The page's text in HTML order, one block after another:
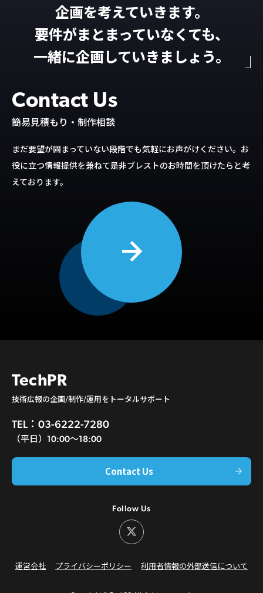
企画を考えていきます。
要件がまとまっていなくても、
一緒に企画していきましょう。
Contact Us
簡易見積もり・制作相談
まだ要望が固まっていない段階でも気軽にお声がけください。 お
役に立つ情報提供を兼ねて是非ブレストのお時間を頂けたらと考
えております。
arrow_forward
TechPR
技術広報の企画/制作/運用をトータルサポート
TEL：03-6222-7280
（平日）10:00〜18:00
Contact Us arrow_forward
Follow Us
運営会社 プライバシーポリシー 利用者情報の外部送信について